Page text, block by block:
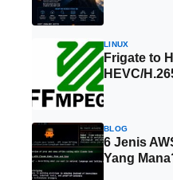
LINUX
Frigate to
HEVC/
BLOG
6 Jenis
Yang